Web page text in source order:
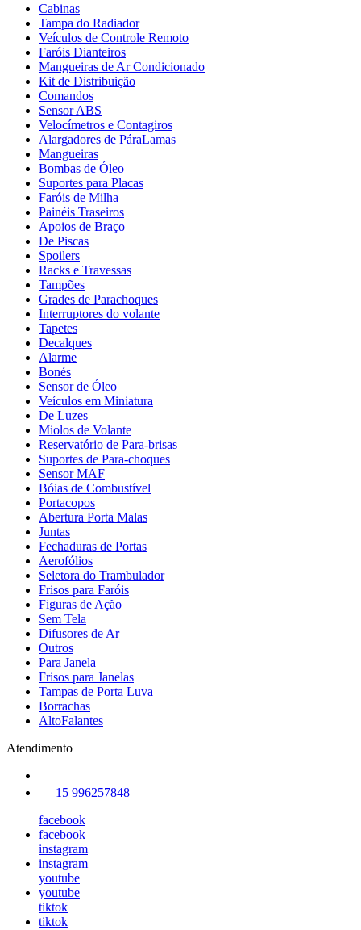
Cabinas
Tampa do Radiador
Veículos de Controle Remoto
Faróis Dianteiros
Mangueiras de Ar Condicionado
Kit de Distribuição
Comandos
Sensor ABS
Velocímetros e Contagiros
Alargadores de PáraLamas
Mangueiras
Bombas de Óleo
Suportes para Placas
Faróis de Milha
Painéis Traseiros
Apoios de Braço
De Piscas
Spoilers
Racks e Travessas
Tampões
Grades de Parachoques
Interruptores do volante
Tapetes
Decalques
Alarme
Bonés
Sensor de Óleo
Veículos em Miniatura
De Luzes
Miolos de Volante
Reservatório de Para-brisas
Suportes de Para-choques
Sensor MAF
Bóias de Combustível
Portacopos
Abertura Porta Malas
Juntas
Fechaduras de Portas
Aerofólios
Seletora do Trambulador
Frisos para Faróis
Figuras de Ação
Sem Tela
Difusores de Ar
Outros
Para Janela
Frisos para Janelas
Tampas de Porta Luva
Borrachas
AltoFalantes
Atendimento
15 996257848
facebook
facebook
instagram
instagram
youtube
youtube
tiktok
tiktok